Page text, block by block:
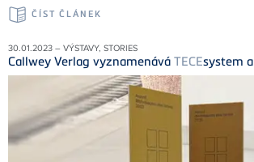
ČÍST ČLÁNEK
30.01.2023 – VÝSTAVY, STORIES
Callwey Verlag vyznamenává TECEsystem a